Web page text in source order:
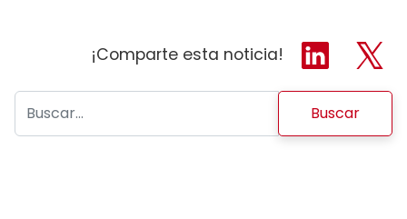
¡Comparte esta noticia!
Buscar: